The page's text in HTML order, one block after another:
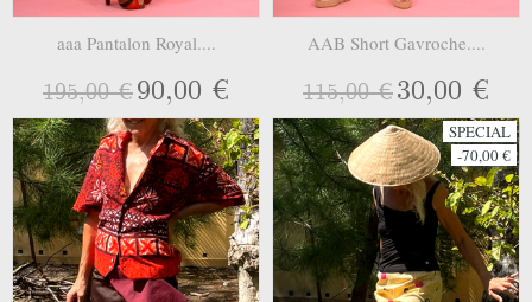
aaa Pantalon Royal....
195,00 €90,00 €
AAB Short Gavroche....
115,00 €30,00 €
SPECIAL
-70,00 €